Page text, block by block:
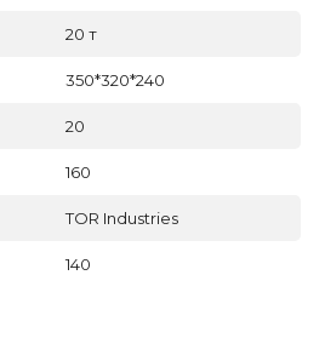
20 т
350*320*240
20
160
TOR Industries
140